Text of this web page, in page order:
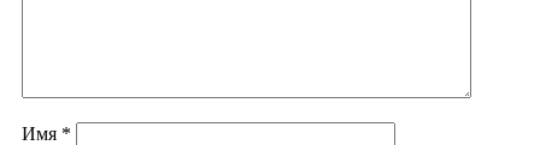
Имя *